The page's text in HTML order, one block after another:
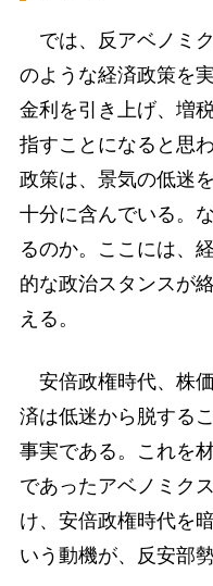
では、反アベノミ
のような経済政策を
金利を引き上げ、増
指すことになると思
政策は、景気の低迷
十分に含んでいる。
るのか。ここには、
的な政治スタンスが
える。
安倍政権時代、株
済は低迷から脱する
事実である。これを
であったアベノミク
け、安倍政権時代を
いう動機が、反安部